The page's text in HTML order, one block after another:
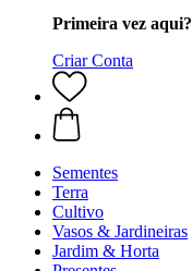
Primeira vez aqui?
Criar Conta
Sementes
Terra
Cultivo
Vasos & Jardineiras
Jardim & Horta